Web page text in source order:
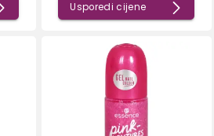
Usporedi cijene